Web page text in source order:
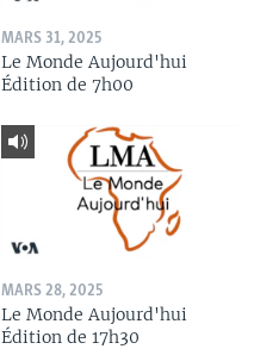
MARS 31, 2025
Le Monde Aujourd'hui
Édition de 7h00
MARS 28, 2025
Le Monde Aujourd'hui
Édition de 17h30